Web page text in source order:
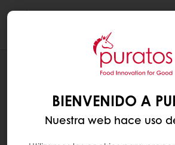
DE LA MADREBIENVENIDO A
Nuestra web hace uso